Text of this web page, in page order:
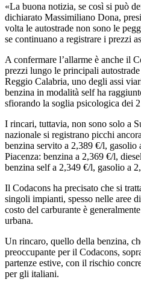
«La buona notizia, se così si può
dichiarato Massimiliano Dona,
volta le autostrade non sono le
se continuano a registrare i prezzi
A confermare l’allarme è anche il
prezzi lungo le principali
Reggio Calabria, uno degli assi
benzina in modalità self ha
sfiorando la soglia psicologica dei
I rincari, tuttavia, non sono solo a
nazionale si registrano picchi
benzina servito a 2,389 €/l,
Piacenza: benzina a 2,369 €/l,
benzina self a 2,349 €/l, gasolio a
Il Codacons ha precisato che si
singoli impianti, spesso nelle aree
costo del carburante è
urbana.
Un rincaro, quello della benzina,
preoccupante per il Codacons,
partenze estive, con il rischio
per gli italiani.